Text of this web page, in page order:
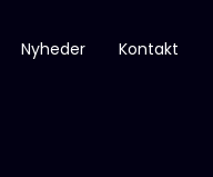
Nyheder Kontakt